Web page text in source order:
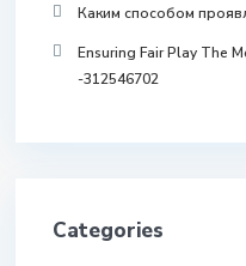
Каким способом
Ensuring Fair Play The
-312546702
Categories